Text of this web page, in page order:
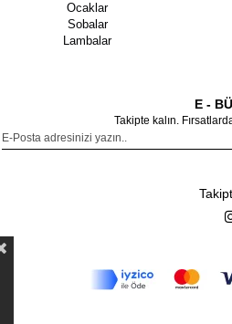
Ocaklar
Sobalar
Lambalar
E -
Takipte kalın.